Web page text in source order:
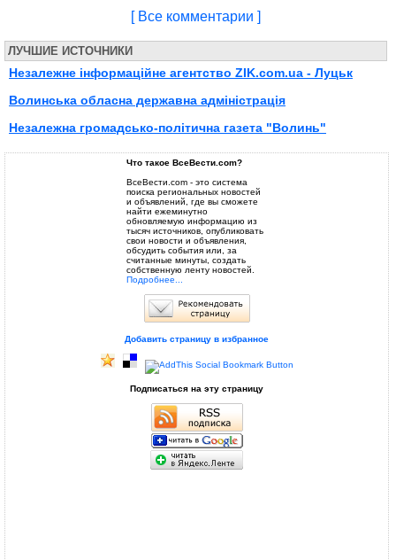
[ Все комментарии ]
ЛУЧШИЕ ИСТОЧНИКИ
Незалежне інформаційне агентство ZIK.com.ua - Луцьк
Волинська обласна державна адміністрація
Незалежна громадсько-політична газета "Волинь"
Что такое ВсеВести.com?
ВсеВести.com - это система
поиска региональных новостей
и объявлений, где вы сможете
найти ежеминутно
обновляемую информацию из
тысяч источников, опубликовать
свои новости и объявления,
обсудить события или, за
считанные минуты, создать
собственную ленту новостей.
Подробнее...
Добавить страницу в избранное
Подписаться на эту страницу